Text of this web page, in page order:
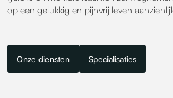
op een gelukkig en pijnvrij leven
Onze diensten Specialisaties